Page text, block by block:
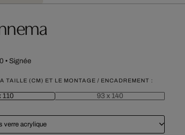
• Signée
TAILLE (CM) ET LE MONTAGE / ENCADREMENT :
110 93 x 140
verre acrylique